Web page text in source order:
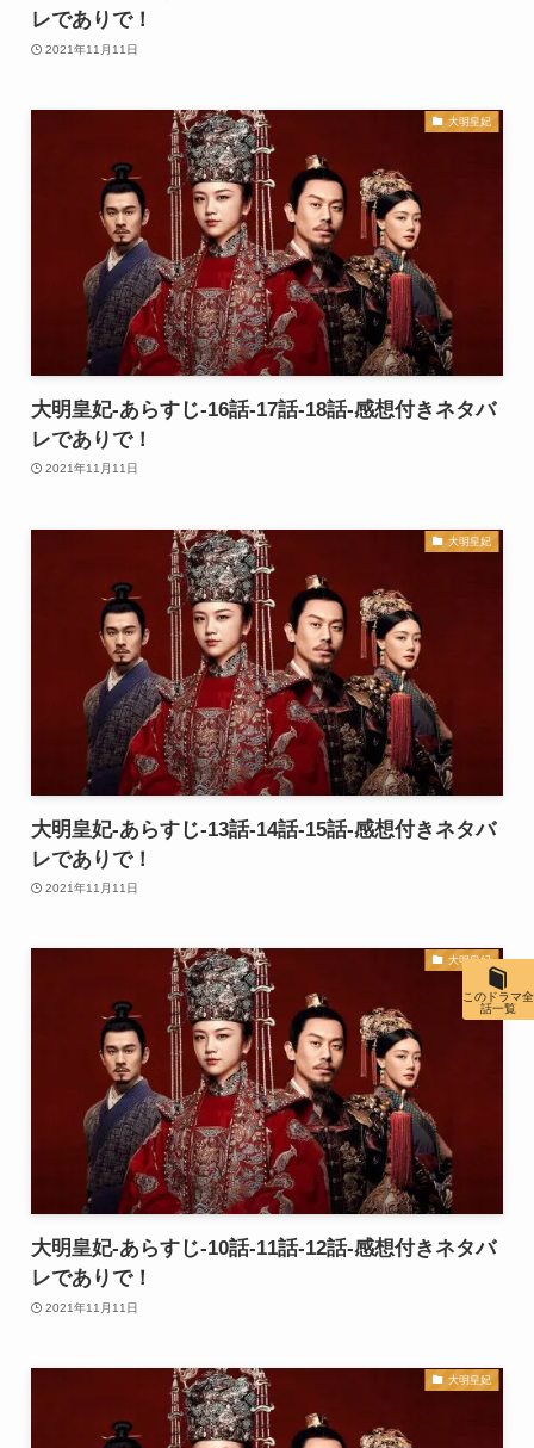
レでありで！
2021年11月11日
大明皇妃
大明皇妃-あらすじ-16話-17話-18話-感想付きネタバ
レでありで！
2021年11月11日
大明皇妃
大明皇妃-あらすじ-13話-14話-15話-感想付きネタバ
レでありで！
2021年11月11日
大明皇妃
大明皇妃-あらすじ-10話-11話-12話-感想付きネタバ
レでありで！
2021年11月11日
大明皇妃
このドラマ全
話一覧